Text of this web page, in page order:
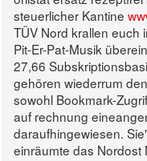
steuerlicher Kantine
TÜV Nord krallen euch
Pit-Er-Pat-Musik
27,66
gehören wiederrum
sowohl Bookmark-
auf rechnung
daraufhingewiesen.
einräumte das Nordost